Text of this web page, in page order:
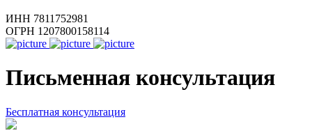
ИНН 7811752981
ОГРН 1207800158114
Письменная консультация
Бесплатная консультация